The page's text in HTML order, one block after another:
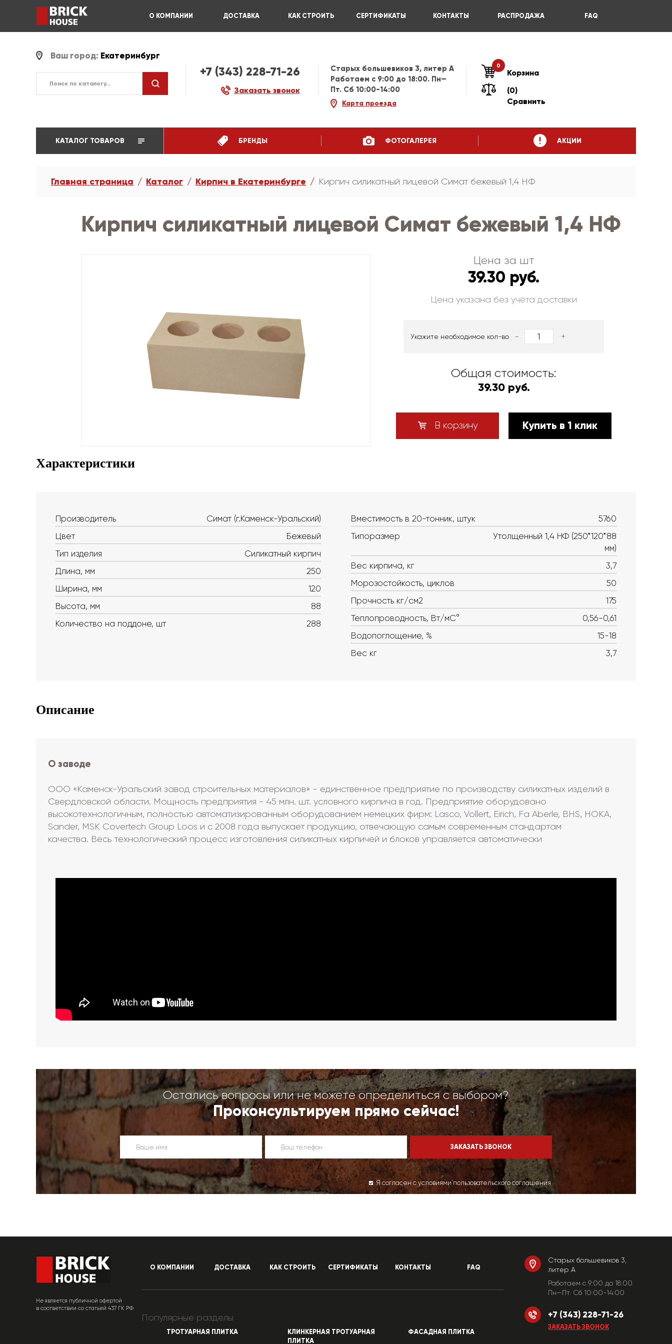
О КОМПАНИИ ДОСТАВКА КАК СТРОИТЬ СЕРТИФИКАТЫ КОНТАКТЫ РАСПРОДАЖА FAQ
Ваш город: Екатеринбург
+7 (343) 228-71-26
Заказать звонок
Старых большевиков 3, литер А
Работаем c 9:00 до 18:00. Пн—
Пт. Сб 10:00-14:00
Карта проезда
0
Корзина
(0)
Сравнить
КАТАЛОГ ТОВАРОВ БРЕНДЫ ФОТОГАЛЕРЕЯ АКЦИИ
Главная страница Каталог Кирпич в Екатеринбурге Кирпич силикатный лицевой Симат бежевый 1,4 НФ
Кирпич силикатный лицевой Симат бежевый 1,4 НФ
Цена за шт
39.30 руб.
Цена указана без учёта доставки
Укажите необходимое кол-во - +
Общая стоимость:
39.30 руб.
В корзину Купить в 1 клик
Характеристики
Производитель
Симат (г.Каменск-Уральский)
Цвет
Бежевый
Тип изделия
Силикатный кирпич
Длина, мм
250
Ширина, мм
120
Высота, мм
88
Количество на поддоне, шт
288
Вместимость в 20-тонник, штук
5760
Типоразмер
Утолщенный 1,4 НФ (250*120*88
мм)
Вес кирпича, кг
3,7
Морозостойкость, циклов
50
Прочность кг/см2
175
Теплопроводность, Вт/мС°
0,56-0,61
Водопоглощение, %
15-18
Вес кг
3,7
Описание
О заводе
ООО «Каменск-Уральский завод строительных материалов» - единственное предприятие по производству силикатных изделий в
Свердловской области. Мощность предприятия - 45 млн. шт. условного кирпича в год. Предприятие оборудовано
высокотехнологичным, полностью автоматизированным оборудованием немецких фирм: Lasсo, Vollert, Eirich, Fa Aberle, ВHS, HOKA,
Sander, MSK Covertech Group Loos и с 2008 года выпускает продукцию, отвечающую самым современным стандартам
качества. Весь технологический процесс изготовления силикатных кирпичей и блоков управляется автоматически
Остались вопросы или не можете определиться с выбором?
Проконсультируем прямо сейчас!
Я согласен с условиями пользовательского соглашения
Не является публичной офертой
в соответствии со статьей 437 ГК РФ
О КОМПАНИИ ДОСТАВКА КАК СТРОИТЬ СЕРТИФИКАТЫ КОНТАКТЫ FAQ
Популярные разделы
ТРОТУАРНАЯ ПЛИТКА
КЛИНКЕРНАЯ ТРОТУАРНАЯ
ПЛИТКА
ФАСАДНАЯ ПЛИТКА
Старых большевиков 3,
литер А
Работаем c 9:00 до 18:00.
Пн—Пт. Сб 10:00-14:00
+7 (343) 228-71-26
ЗАКАЗАТЬ ЗВОНОК